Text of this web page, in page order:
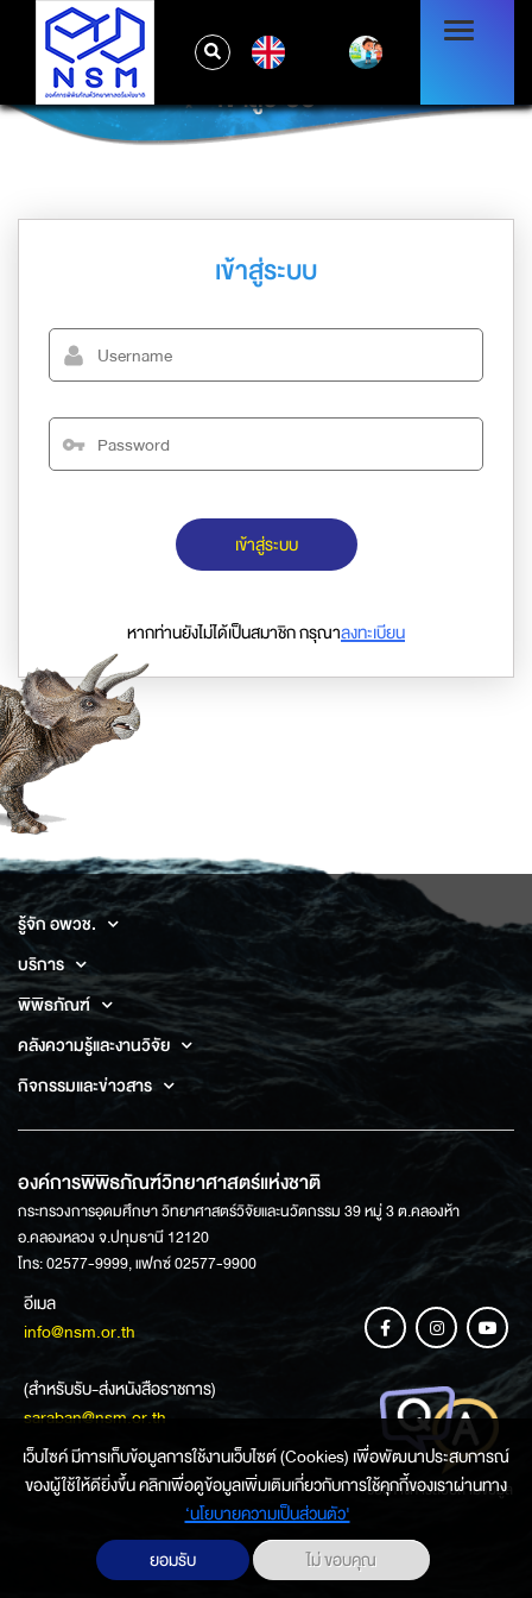
เข้าสู่ระบบ
เข้าสู่ระบบ
เข้าสู่ระบบ
หากท่านยังไม่ได้เป็นสมาชิก กรุณาลงทะเบียน
รู้จัก อพวช.
บริการ
พิพิธภัณฑ์
คลังความรู้และงานวิจัย
กิจกรรมและข่าวสาร
องค์การพิพิธภัณฑ์วิทยาศาสตร์แห่งชาติ
กระทรวงการอุดมศึกษา วิทยาศาสตร์วิจัยและนวัตกรรม 39 หมู่ 3 ต.คลองห้า
อ.คลองหลวง จ.ปทุมธานี 12120
โทร: 02577-9999, แฟกซ์ 02577-9900
อีเมล
info@nsm.or.th
(สำหรับรับ-ส่งหนังสือราชการ)
saraban@nsm.or.th
ช่องทางการสอบถามข้อมูล
เว็บไซค์ มีการเก็บข้อมูลการใช้งานเว็บไซต์ (Cookies) เพื่อพัฒนาประสบการณ์
ของผู้ใช้ให้ดียิ่งขึ้น คลิกเพื่อดูข้อมูลเพิ่มเติมเกี่ยวกับการใช้คุกกี้ของเราผ่านทาง
‘นโยบายความเป็นส่วนตัว'
ยอมรับ
ไม่ ขอบคุณ